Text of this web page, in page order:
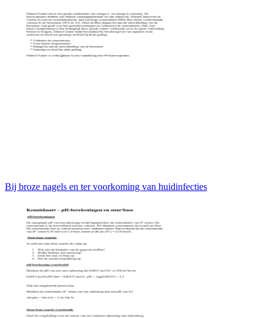
Bij broze nagels en ter voorkoming van huidinfecties